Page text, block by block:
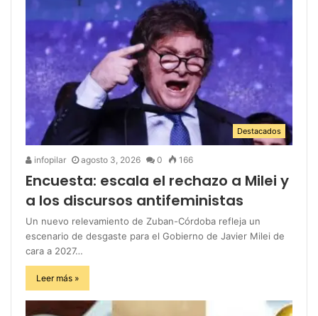
Destacados
infopilar agosto 3, 2026 0 166
Encuesta: escala el rechazo a Milei y
a los discursos antifeministas
Un nuevo relevamiento de Zuban-Córdoba refleja un
escenario de desgaste para el Gobierno de Javier Milei de
cara a 2027…
Leer más »